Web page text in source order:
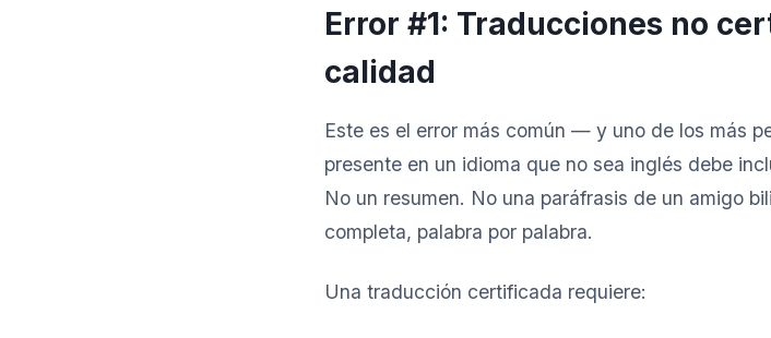
Error #1: Traducciones no
calidad
Este es el error más común — y uno de los más
presente en un idioma que no sea inglés debe
No un resumen. No una paráfrasis de un amigo
completa, palabra por palabra.
Una traducción certificada requiere: